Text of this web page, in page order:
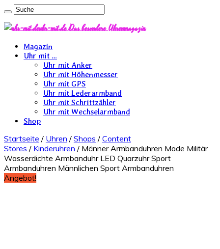
uhr-mit.de Das besondere Uhrenmagazin
Magazin
Uhr mit …
Uhr mit Anker
Uhr mit Höhenmesser
Uhr mit GPS
Uhr mit Lederarmband
Uhr mit Schrittzähler
Uhr mit Wechselarmband
Shop
Startseite / Uhren / Shops / Content
Stores / Kinderuhren / Männer Armbanduhren Mode Militär
Wasserdichte Armbanduhr LED Quarzuhr Sport
Armbanduhren Männlichen Sport Armbanduhren
Angebot!